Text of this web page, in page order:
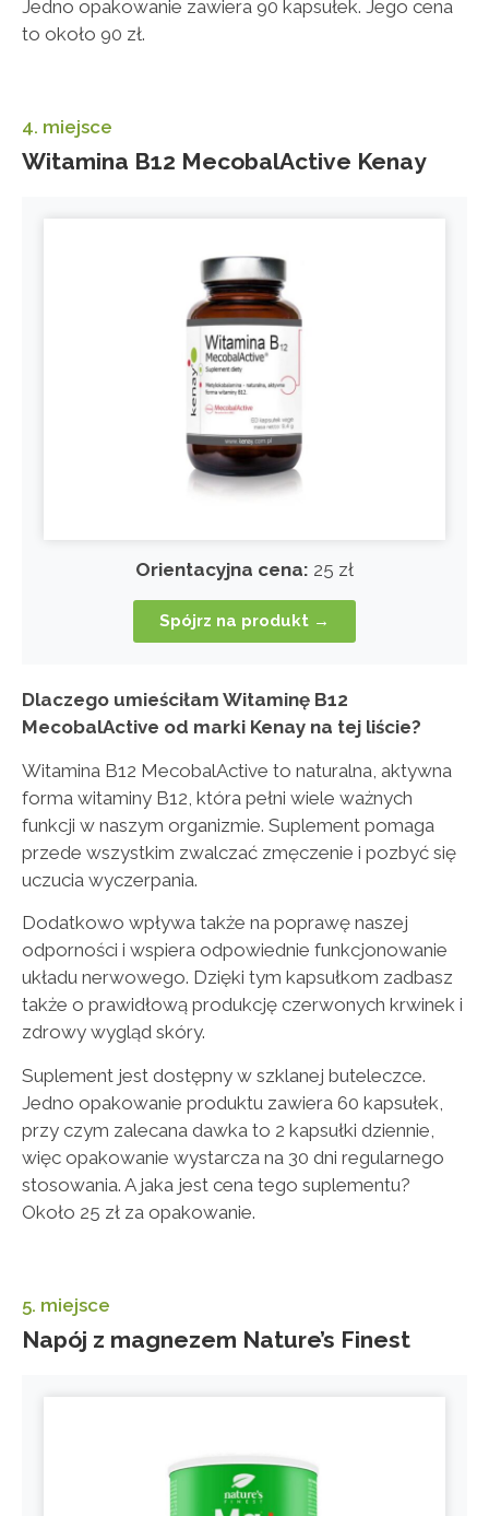
Jedno opakowanie zawiera 90 kapsułek. Jego cena
to około 90 zł.
4. miejsce
Witamina B12 MecobalActive Kenay
Orientacyjna cena: 25 zł
Spójrz na produkt →
Dlaczego umieściłam Witaminę B12
MecobalActive od marki Kenay na tej liście?
Witamina B12 MecobalActive to naturalna, aktywna
forma witaminy B12, która pełni wiele ważnych
funkcji w naszym organizmie. Suplement pomaga
przede wszystkim zwalczać zmęczenie i pozbyć się
uczucia wyczerpania.
Dodatkowo wpływa także na poprawę naszej
odporności i wspiera odpowiednie funkcjonowanie
układu nerwowego. Dzięki tym kapsułkom zadbasz
także o prawidłową produkcję czerwonych krwinek i
zdrowy wygląd skóry.
Suplement jest dostępny w szklanej buteleczce.
Jedno opakowanie produktu zawiera 60 kapsułek,
przy czym zalecana dawka to 2 kapsułki dziennie,
więc opakowanie wystarcza na 30 dni regularnego
stosowania. A jaka jest cena tego suplementu?
Około 25 zł za opakowanie.
5. miejsce
Napój z magnezem Nature’s Finest